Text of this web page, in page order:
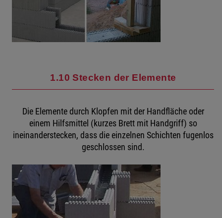
1.10 Stecken der Elemente
Die Elemente durch Klopfen mit der Handfläche oder
einem Hilfsmittel (kurzes Brett mit Handgriff) so
ineinanderstecken, dass die einzelnen Schichten fugenlos
geschlossen sind.